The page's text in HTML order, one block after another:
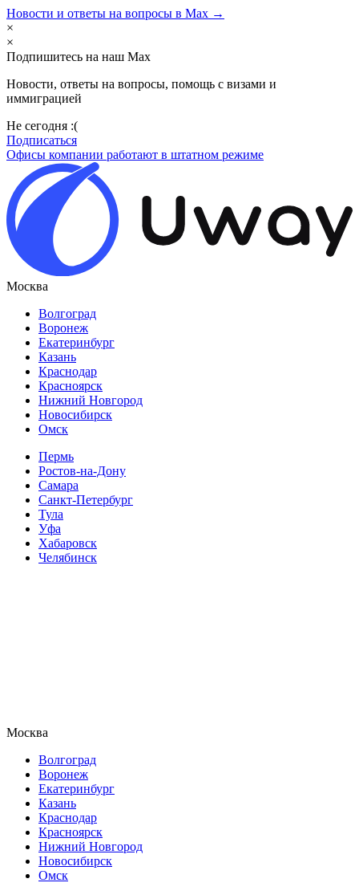
Новости и ответы на вопросы в Max →
×
×
Подпишитесь на наш Max
Новости, ответы на вопросы, помощь с визами и
иммиграцией
Не сегодня :(
Подписаться
Офисы компании работают в штатном режиме
Москва
Волгоград
Воронеж
Екатеринбург
Казань
Краснодар
Красноярск
Нижний Новгород
Новосибирск
Омск
Пермь
Ростов-на-Дону
Самара
Санкт-Петербург
Тула
Уфа
Хабаровск
Челябинск
Москва
Волгоград
Воронеж
Екатеринбург
Казань
Краснодар
Красноярск
Нижний Новгород
Новосибирск
Омск